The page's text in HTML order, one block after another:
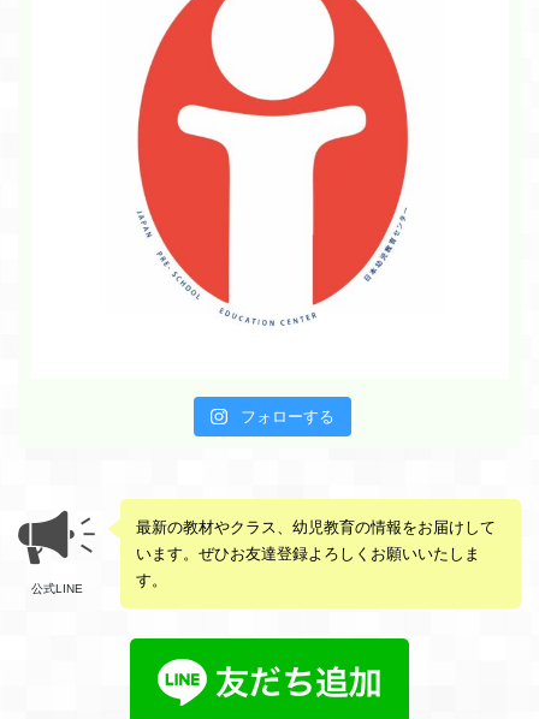
フォローする
公式LINE
最新の教材やクラス、幼児教育の情報をお届けして
います。ぜひお友達登録よろしくお願いいたしま
す。